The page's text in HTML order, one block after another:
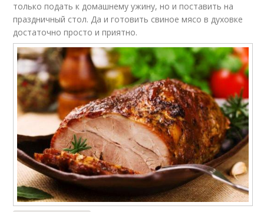
только подать к домашнему ужину, но и поставить на
праздничный стол. Да и готовить свиное мясо в духовке
достаточно просто и приятно.